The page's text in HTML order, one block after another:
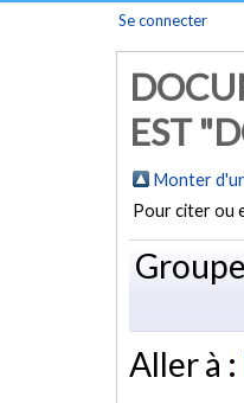
Se connecter
EST "
Monter
Pour citer ou
Aller à :